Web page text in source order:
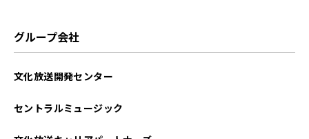
グループ会社
文化放送開発センター
セントラルミュージック